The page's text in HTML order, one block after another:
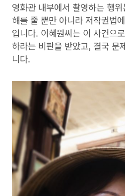
영화관 내부에서 촬영하는 행
해를 줄 뿐만 아니라 저작권법
입니다. 이혜원씨는 이 사건으
하라는 비판을 받았고, 결국 문
니다.